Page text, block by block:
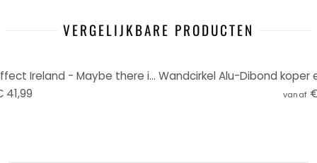
VERGELIJKBARE PRODUCTEN
Wandcirkel Alu-Dibond zilver effect Ireland - Maybe there is enough…
41,99
vanaf